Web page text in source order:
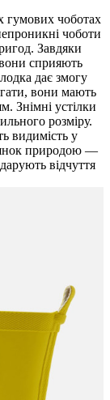
гумових чоботах
чоботи
Завдяки
сприяють
дає змогу
вони мають
Знімні устілки
розміру.
видимість у
природою —
відчуття